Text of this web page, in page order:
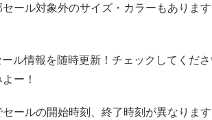
ール対象外のサイズ・カラーもありま
ル情報を随時更新！チェックしてくださ
ー！
ールの開始時刻、終了時刻が異なりま